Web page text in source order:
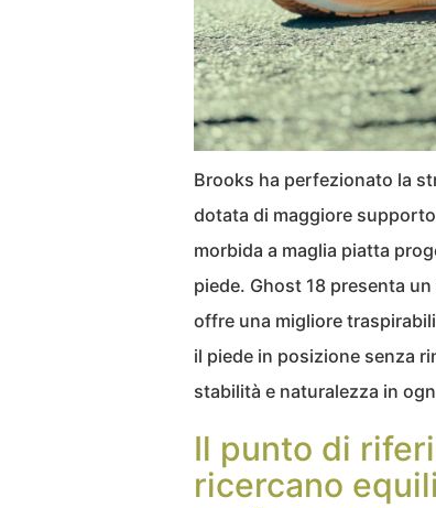
Brooks ha perfezionato la
dotata di maggiore
morbida a maglia piatta
piede. Ghost 18 presenta
offre una migliore
il piede in posizione senza
stabilità e naturalezza in
Il punto di
ricercano